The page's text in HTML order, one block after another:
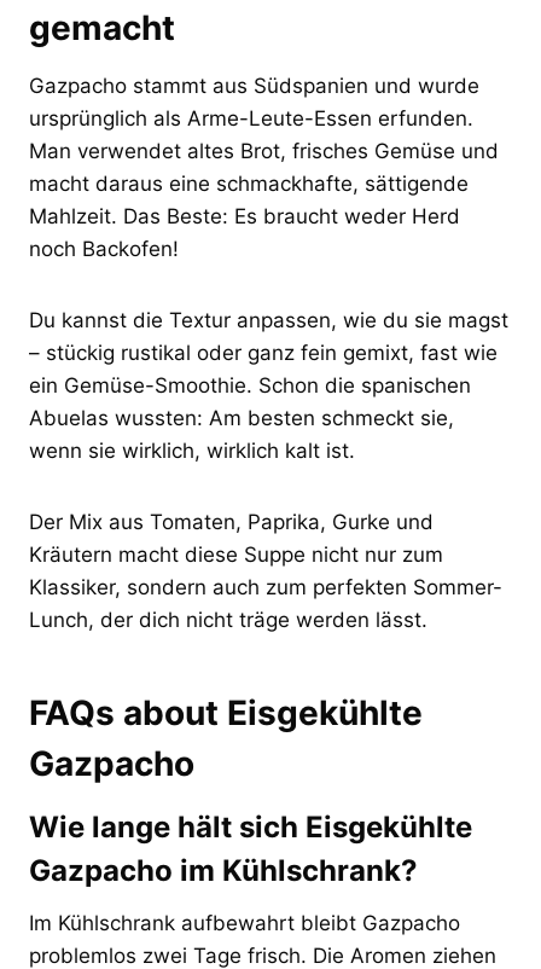
gemacht
Gazpacho stammt aus Südspanien und wurde
ursprünglich als Arme-Leute-Essen erfunden.
Man verwendet altes Brot, frisches Gemüse und
macht daraus eine schmackhafte, sättigende
Mahlzeit. Das Beste: Es braucht weder Herd
noch Backofen!
Du kannst die Textur anpassen, wie du sie magst
– stückig rustikal oder ganz fein gemixt, fast wie
ein Gemüse-Smoothie. Schon die spanischen
Abuelas wussten: Am besten schmeckt sie,
wenn sie wirklich, wirklich kalt ist.
Der Mix aus Tomaten, Paprika, Gurke und
Kräutern macht diese Suppe nicht nur zum
Klassiker, sondern auch zum perfekten Sommer-
Lunch, der dich nicht träge werden lässt.
FAQs about Eisgekühlte
Gazpacho
Wie lange hält sich Eisgekühlte
Gazpacho im Kühlschrank?
Im Kühlschrank aufbewahrt bleibt Gazpacho
problemlos zwei Tage frisch. Die Aromen ziehen